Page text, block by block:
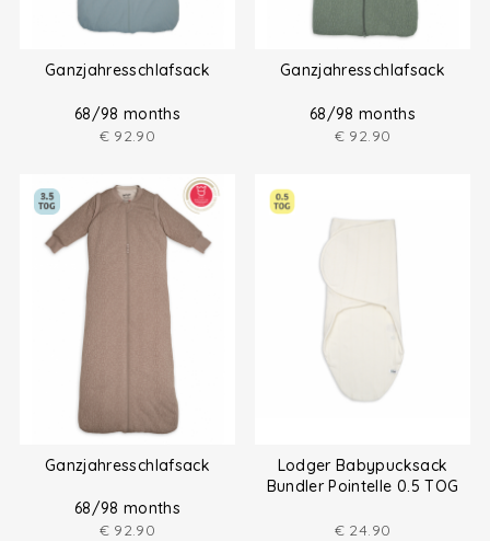
Ganzjahresschlafsack
68/98 months
€ 92.90
Ganzjahresschlafsack
68/98 months
€ 92.90
Ganzjahresschlafsack
68/98 months
€ 92.90
Lodger Babypucksack
Bundler Pointelle 0.5 TOG
€ 24.90